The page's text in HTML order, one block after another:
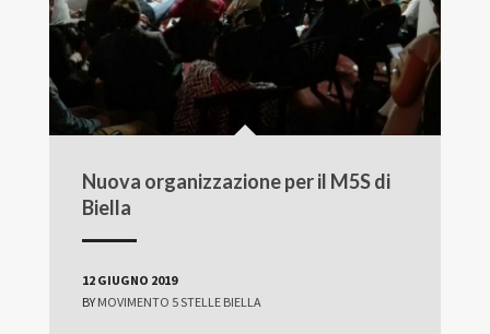
Nuova organizzazione per il M5S di
Biella
12 GIUGNO 2019
BY MOVIMENTO 5 STELLE BIELLA